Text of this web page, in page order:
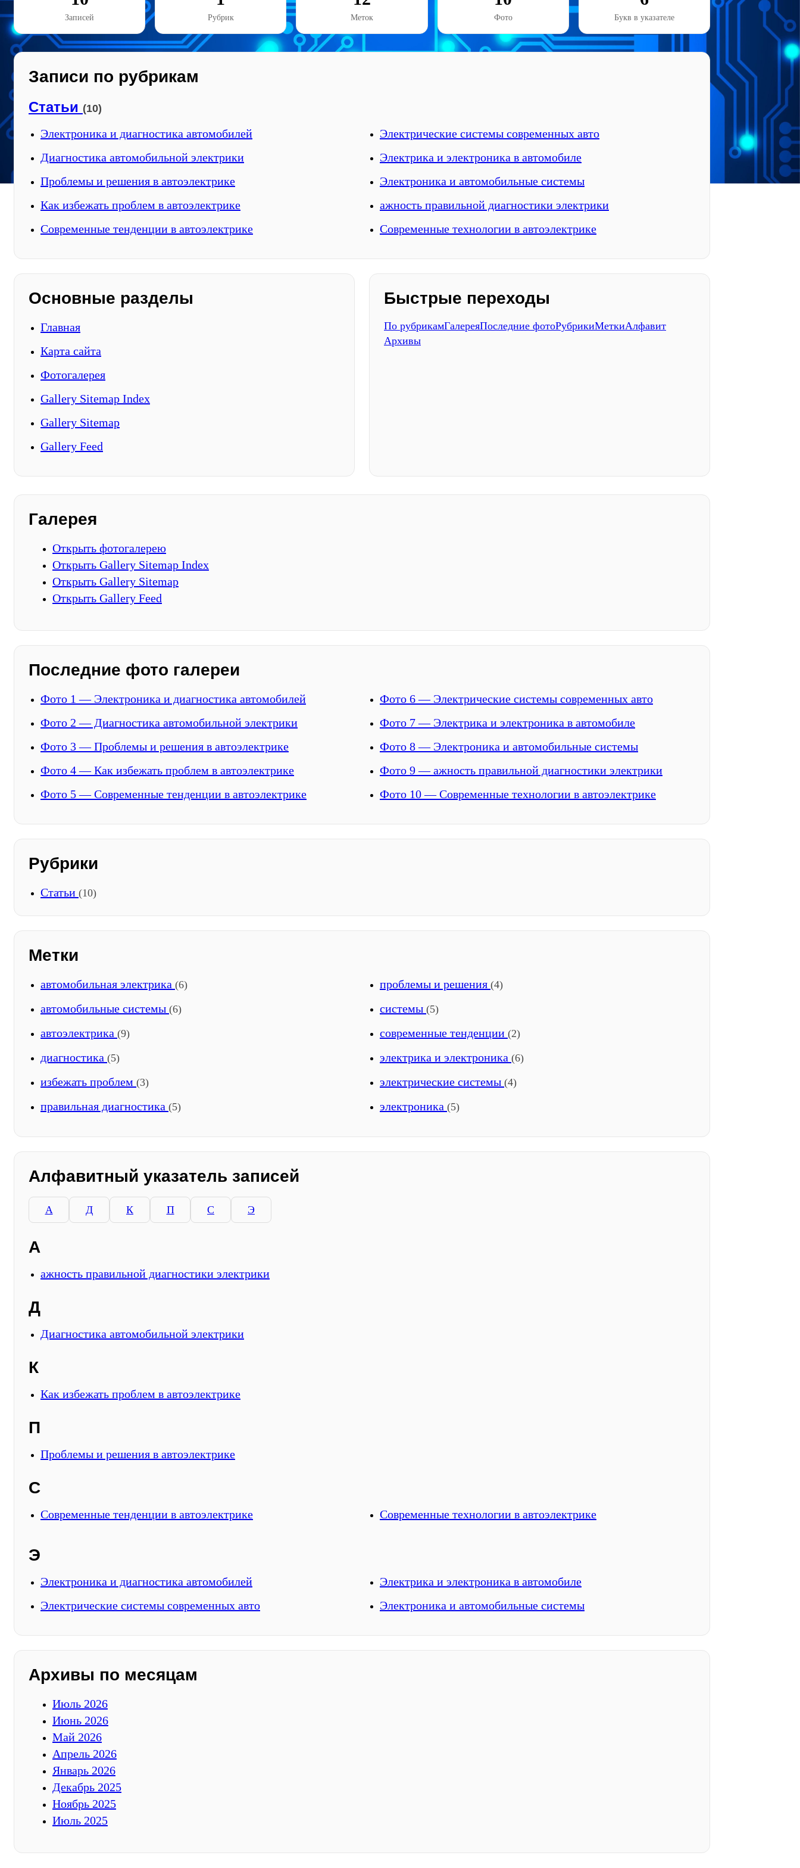
Записей Рубрик Меток Фото Букв в указателе
Записи по рубрикам
Статьи (10)
Электроника и диагностика автомобилей
Диагностика автомобильной электрики
Проблемы и решения в автоэлектрике
Как избежать проблем в автоэлектрике
Современные тенденции в автоэлектрике
Электрические системы современных авто
Электрика и электроника в автомобиле
Электроника и автомобильные системы
ажность правильной диагностики электрики
Современные технологии в автоэлектрике
Основные разделы
Главная
Карта сайта
Фотогалерея
Gallery Sitemap Index
Gallery Sitemap
Gallery Feed
Быстрые переходы
По рубрикамГалереяПоследние фотоРубрикиМеткиАлфавит
Архивы
Галерея
Открыть фотогалерею
Открыть Gallery Sitemap Index
Открыть Gallery Sitemap
Открыть Gallery Feed
Последние фото галереи
Фото 1 — Электроника и диагностика автомобилей
Фото 2 — Диагностика автомобильной электрики
Фото 3 — Проблемы и решения в автоэлектрике
Фото 4 — Как избежать проблем в автоэлектрике
Фото 5 — Современные тенденции в автоэлектрике
Фото 6 — Электрические системы современных авто
Фото 7 — Электрика и электроника в автомобиле
Фото 8 — Электроника и автомобильные системы
Фото 9 — ажность правильной диагностики электрики
Фото 10 — Современные технологии в автоэлектрике
Рубрики
Статьи (10)
Метки
автомобильная электрика (6)
автомобильные системы (6)
автоэлектрика (9)
диагностика (5)
избежать проблем (3)
правильная диагностика (5)
проблемы и решения (4)
системы (5)
современные тенденции (2)
электрика и электроника (6)
электрические системы (4)
электроника (5)
Алфавитный указатель записей
А Д К П С Э
А
ажность правильной диагностики электрики
Д
Диагностика автомобильной электрики
К
Как избежать проблем в автоэлектрике
П
Проблемы и решения в автоэлектрике
С
Современные тенденции в автоэлектрике Современные технологии в автоэлектрике
Э
Электроника и диагностика автомобилей
Электрические системы современных авто
Электрика и электроника в автомобиле
Электроника и автомобильные системы
Архивы по месяцам
Июль 2026
Июнь 2026
Май 2026
Апрель 2026
Январь 2026
Декабрь 2025
Ноябрь 2025
Июль 2025